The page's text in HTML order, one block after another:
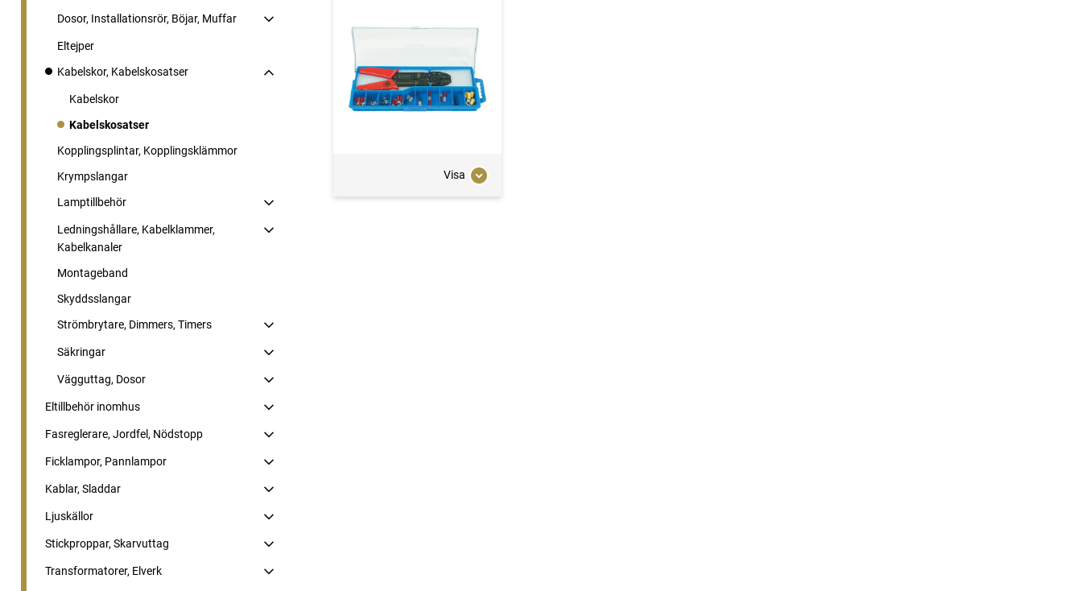
Dosor, Installationsrör, Böjar, Muffar
Eltejper
Kabelskor, Kabelskosatser
Kabelskor
Kabelskosatser
Kopplingsplintar, Kopplingsklämmor
Krympslangar
Lamptillbehör
Ledningshållare, Kabelklammer,
Kabelkanaler
Montageband
Skyddsslangar
Strömbrytare, Dimmers, Timers
Säkringar
Vägguttag, Dosor
Eltillbehör inomhus
Fasreglerare, Jordfel, Nödstopp
Ficklampor, Pannlampor
Kablar, Sladdar
Ljuskällor
Stickproppar, Skarvuttag
Transformatorer, Elverk
Visa